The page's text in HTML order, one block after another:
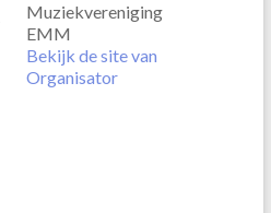
Muziekvereniging
EMM
Bekijk de site van
Organisator